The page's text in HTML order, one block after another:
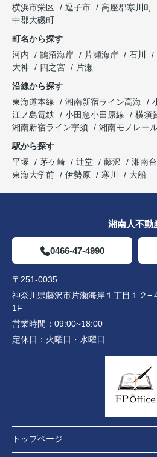
横浜市栄区
逗子市 高座郡寒川町
中郡大磯町
町名から探す
河内
鵠沼海岸 片瀬海岸 石川
大神
四之宮
片瀬
沿線から探す
東海道本線
湘南新宿ライン高海
江ノ島電鉄
小田急小田原線
横須
湘南新宿ライン宇須
湘南モノレー
駅から探す
平塚
茅ケ崎 辻堂 藤沢 湘南台
東海大学前
伊勢原 寒川 大船
湘南人不動
0466-47-4990
〒251-0035
神奈川県藤沢市片瀬海岸１丁目１２−
1F
営業時間： 09:00~18:00
定休日： 火曜日・水曜日
トップページ